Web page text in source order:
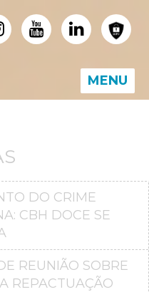
MENU
DO CRIME
CBH DOCE SE
REUNIÃO SOBRE
REPACTUAÇÃO